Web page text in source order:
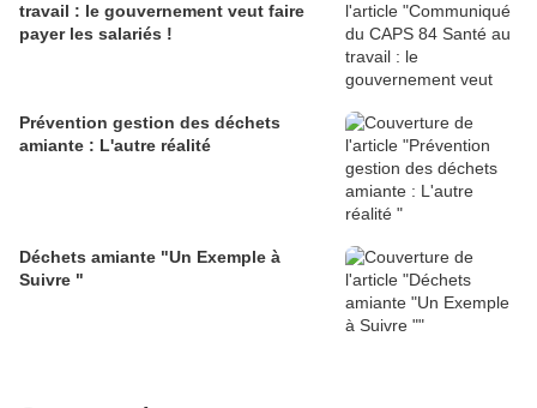
travail : le gouvernement veut faire
payer les salariés !
Prévention gestion des déchets
amiante : L'autre réalité
Déchets amiante "Un Exemple à
Suivre "